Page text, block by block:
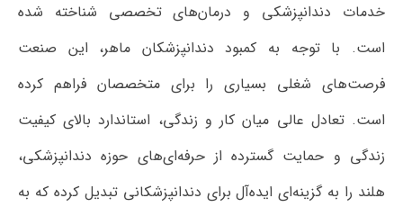
خدمات دندانپزشکی و درمان‌های تخصصی شناخته شده
است. با توجه به کمبود دندانپزشکان ماهر، این صنعت
فرصت‌های شغلی بسیاری را برای متخصصان فراهم کرده
است. تعادل عالی میان کار و زندگی، استاندارد بالای کیفیت
زندگی و حمایت گسترده از حرفه‌ای‌های حوزه دندانپزشکی،
هلند را به گزینه‌ای ایده‌آل برای دندانپزشکانی تبدیل کرده که به